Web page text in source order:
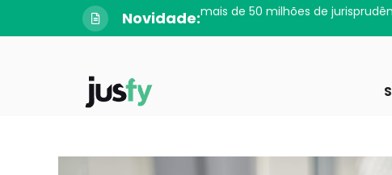
Novidade: o app da Jusfy chegou!